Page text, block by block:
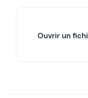
Ouvrir un